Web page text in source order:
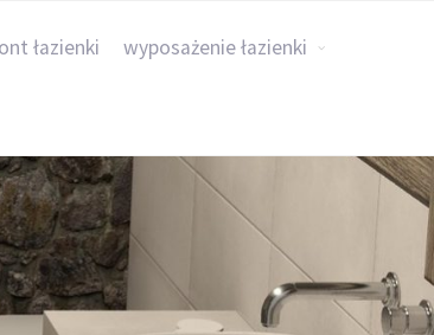
łazienki wyposażenie łazienki